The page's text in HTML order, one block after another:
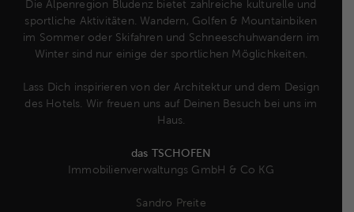
Die Alpenregion Bludenz bietet zahlreiche kulturelle und
sportliche Aktivitäten. Wandern, Golfen & Mountainbiken
im Sommer oder Skifahren und Schneeschuhwandern im
Winter sind nur einige der sportlichen Möglichkeiten.
Lass Dich inspirieren von der Architektur und dem Design
des Hotels. Wir freuen uns auf Deinen Besuch bei uns im
Haus.
das TSCHOFEN
Immobilienverwaltungs GmbH & Co KG
Sandro Preite